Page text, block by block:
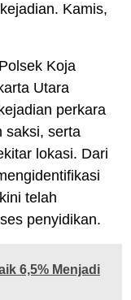
Kamis,
Koja
Utara
perkara
saksi, serta
lokasi. Dari
telah
penyidikan.
6,5% Menjadi